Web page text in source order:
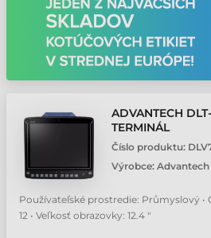
ADVANTECH
TERMINÁL
Číslo produktu:
Výrobce: Advantech
Používateľské prostredie: Průmyslový •
12 • Veľkosť obrazovky: 12.4 "